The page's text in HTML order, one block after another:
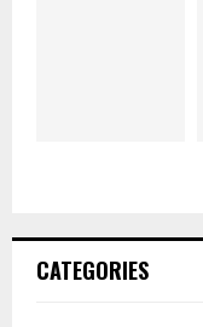
CATEGORIES